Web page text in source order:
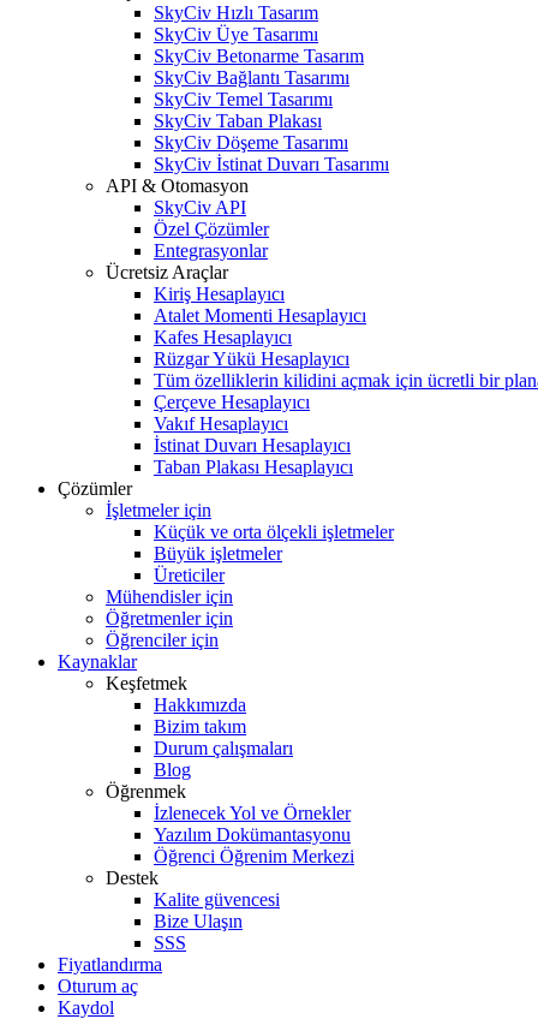
SkyCiv Hızlı Tasarım
SkyCiv Üye Tasarımı
SkyCiv Betonarme Tasarım
SkyCiv Bağlantı Tasarımı
SkyCiv Temel Tasarımı
SkyCiv Taban Plakası
SkyCiv Döşeme Tasarımı
SkyCiv İstinat Duvarı Tasarımı
API & Otomasyon
SkyCiv API
Özel Çözümler
Entegrasyonlar
Ücretsiz Araçlar
Kiriş Hesaplayıcı
Atalet Momenti Hesaplayıcı
Kafes Hesaplayıcı
Rüzgar Yükü Hesaplayıcı
Tüm özelliklerin kilidini açmak için ücretli bir
Çerçeve Hesaplayıcı
Vakıf Hesaplayıcı
İstinat Duvarı Hesaplayıcı
Taban Plakası Hesaplayıcı
Çözümler
İşletmeler için
Küçük ve orta ölçekli işletmeler
Büyük işletmeler
Üreticiler
Mühendisler için
Öğretmenler için
Öğrenciler için
Kaynaklar
Keşfetmek
Hakkımızda
Bizim takım
Durum çalışmaları
Blog
Öğrenmek
İzlenecek Yol ve Örnekler
Yazılım Dokümantasyonu
Öğrenci Öğrenim Merkezi
Destek
Kalite güvencesi
Bize Ulaşın
SSS
Fiyatlandırma
Oturum aç
Kaydol